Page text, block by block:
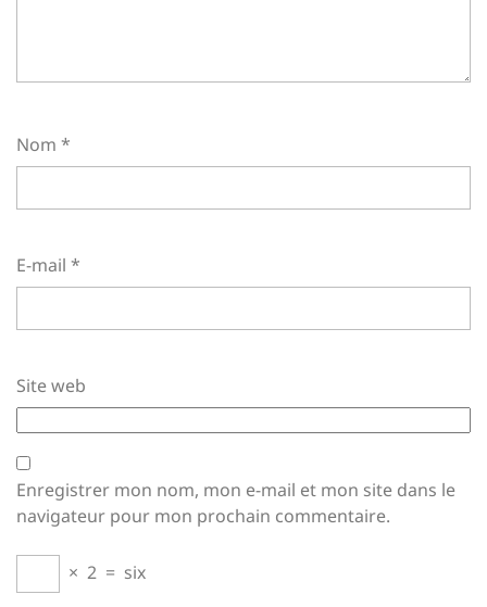
Nom *
E-mail *
Site web
Enregistrer mon nom, mon e-mail et mon site dans le
navigateur pour mon prochain commentaire.
× 2 = six